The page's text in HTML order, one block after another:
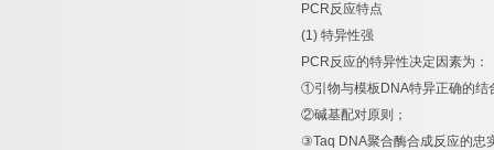
PCR反应特点
(1) 特异性强
PCR反应的特异性决定因素为：
①引物与模板 DNA特异正确的结
②碱基配对原则；
③Taq DNA聚合酶合成反应的忠